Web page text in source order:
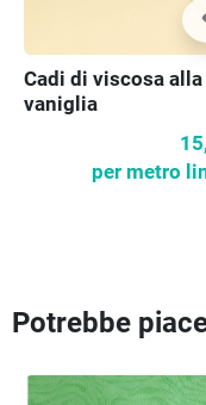
Cadi di viscosa alla
vaniglia
per metro
Potrebbe